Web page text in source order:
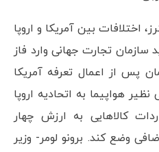
اختلافات بین آمریکا و اروپا
سازمان تجارت جهانی وارد فاز
پس از اعمال تعرفه آمریکا
هواپیما به اتحادیه اروپا
کالاهایی به ارزش چهار
وضع کند. برونو لومر- وزیر